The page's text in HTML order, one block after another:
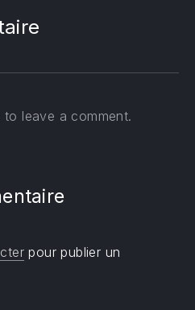
leave a comment.
pour publier un